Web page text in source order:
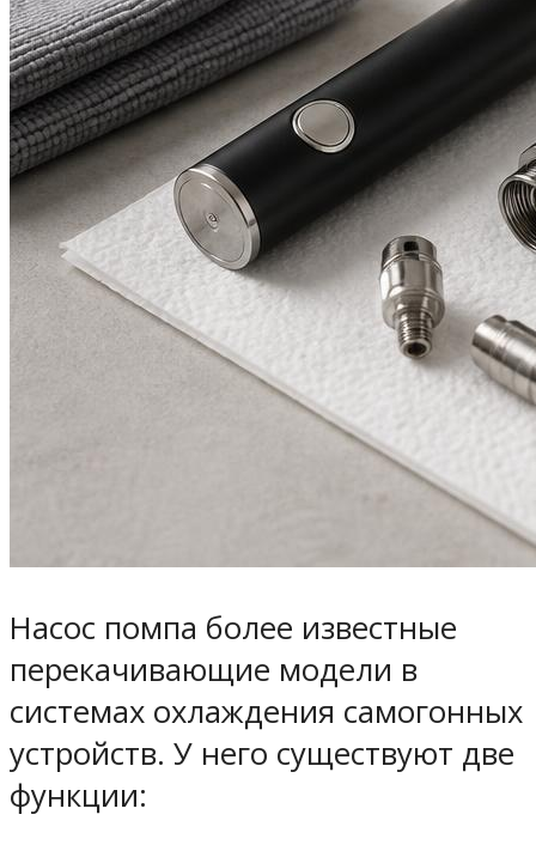
Насос помпа более известные
перекачивающие модели в
системах охлаждения самогонных
устройств. У него существуют две
функции: